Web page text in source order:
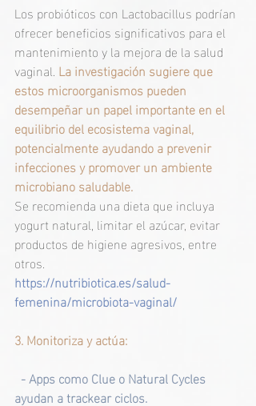
Los probióticos con Lactobacillus podrían
ofrecer beneficios significativos para el
mantenimiento y la mejora de la salud
vaginal. La investigación sugiere que
estos microorganismos pueden
desempeñar un papel importante en el
equilibrio del ecosistema vaginal,
potencialmente ayudando a prevenir
infecciones y promover un ambiente
microbiano saludable.
Se recomienda una dieta que incluya
yogurt natural, limitar el azúcar, evitar
productos de higiene agresivos, entre
otros.
https://nutribiotica.es/salud-
femenina/microbiota-vaginal/
3. Monitoriza y actúa:
ayudan a trackear ciclos.